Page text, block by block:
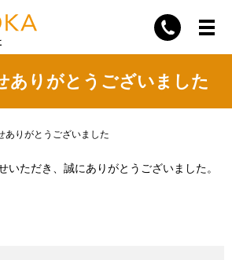
ありがとうございました
ありがとうございました
いただき、誠にありがとうございました。